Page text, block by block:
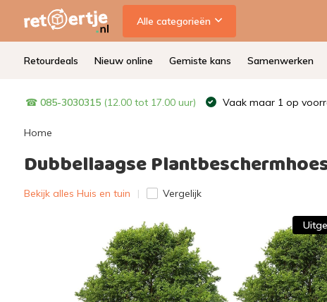
Alle categorieën
Retourdeals Nieuw online Gemiste kans Samenwerken
☎ 085-3030315 (12.00 tot 17.00 uur) Vaak maar 1 op
Home
Dubbellaagse
Bekijk alles Huis en tuin Vergelijk